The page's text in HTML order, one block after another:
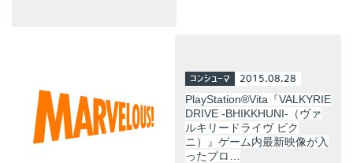
コンシューマ 2015.08.28
PlayStation®Vita『VALKYRIE
DRIVE -BHIKKHUNI-（ヴァ
ルキリードライヴ ビク
ニ）』ゲーム内最新映像が入
ったプロ…